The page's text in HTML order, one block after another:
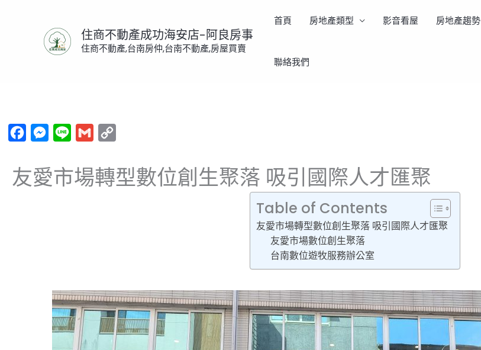
住商不動產成功海安店-阿良房事
住商不動產,台南房仲,台南不動產,房屋買賣
首頁 房地產類型 影音看屋 房地產趨勢
聯絡我們
FacebookMessenger
Line Gmail
友愛市場轉型數位創生聚落 吸引國際人才匯聚
Table of Contents
友愛市場轉型數位創生聚落 吸引國際人才匯聚
友愛市場數位創生聚落
台南數位遊牧服務辦公室